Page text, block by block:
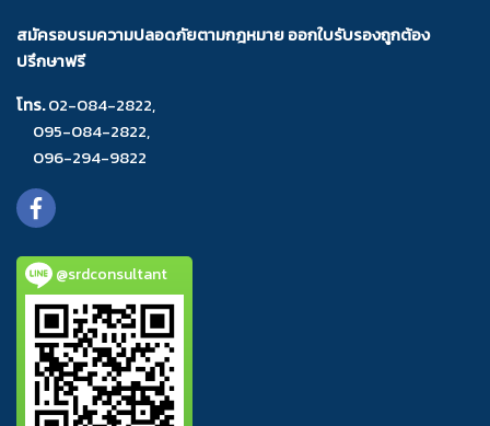
สมัครอบรมความปลอดภัยตามกฎหมาย ออกใบรับรองถูกต้อง
ปรึกษาฟรี
โทร.02-084-2822,
095-084-2822,
096-294-9822
@srdconsultant